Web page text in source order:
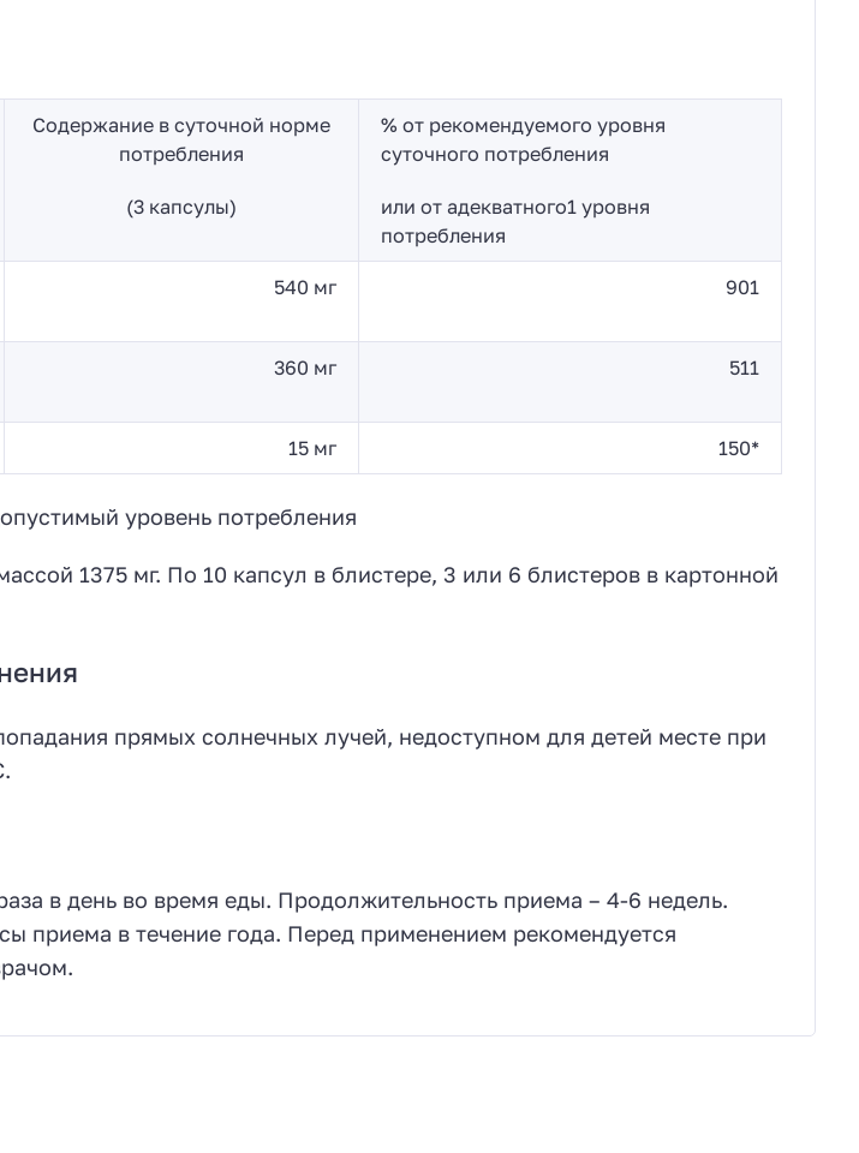
Содержание в суточной норме
потребления
(3 капсулы)
% от рекомендуемого уровня
суточного потребления
или от адекватного1 уровня
потребления
540 мг 901
360 мг 511
15 мг 150*
уровень потребления
1375 мг. По 10 капсул в блистере, 3 или 6 блистеров в картонной
прямых солнечных лучей, недоступном для детей месте при
в день во время еды. Продолжительность приема – 4-6 недель.
приема в течение года. Перед применением рекомендуется